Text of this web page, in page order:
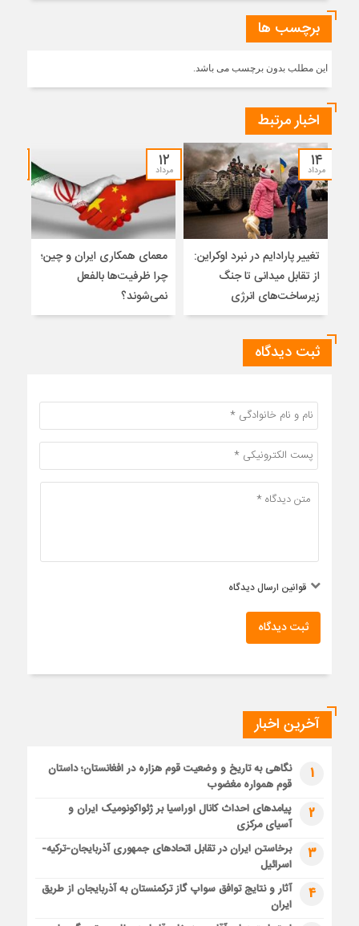
برچسب ها
این مطلب بدون برچسب می باشد.
اخبار مرتبط
۱۴
مرداد
تغییر پارادایم در نبرد اوکراین:
از تقابل میدانی تا جنگ
زیرساخت‌های انرژی
۱۲
مرداد
معمای همکاری ایران و چین؛
چرا ظرفیت‌ها بالفعل
نمی‌شوند؟
ثبت دیدگاه
قوانین ارسال دیدگاه
ثبت دیدگاه
آخرین اخبار
1
نگاهی به تاریخ و وضعیت قوم هزاره در افغانستان؛ داستان
قوم همواره مغضوب
2
پیامدهای احداث کانال اوراسیا بر ژئواکونومیک ایران و
آسیای مرکزی
3
برخاستن ایران در تقابل اتحادهای جمهوری آذربایجان-ترکیه-
اسرائیل
4
آثار و نتایج توافق سواپ گاز ترکمنستان به آذربایجان از طریق
ایران